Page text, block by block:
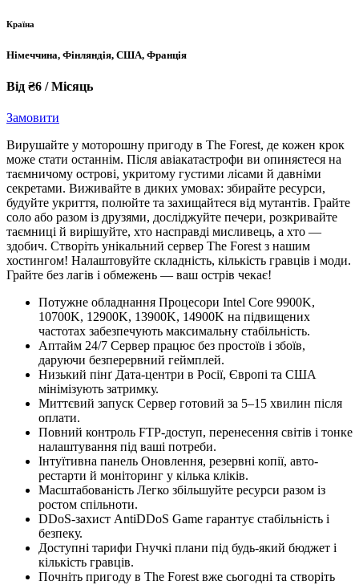
Країна
Німеччина, Фінляндія, США, Франція
Від ₴6 / Місяць
Замовити
Вирушайте у моторошну пригоду в The Forest, де кожен крок
може стати останнім. Після авіакатастрофи ви опиняєтеся на
таємничому острові, укритому густими лісами й давніми
секретами. Виживайте в диких умовах: збирайте ресурси,
будуйте укриття, полюйте та захищайтеся від мутантів. Грайте
соло або разом із друзями, досліджуйте печери, розкривайте
таємниці й вирішуйте, хто насправді мисливець, а хто —
здобич. Створіть унікальний сервер The Forest з нашим
хостингом! Налаштовуйте складність, кількість гравців і моди.
Грайте без лагів і обмежень — ваш острів чекає!
Потужне обладнання Процесори Intel Core 9900K,
10700K, 12900K, 13900K, 14900K на підвищених
частотах забезпечують максимальну стабільність.
Аптайм 24/7 Сервер працює без простоїв і збоїв,
даруючи безперервний геймплей.
Низький пінґ Дата-центри в Росії, Європі та США
мінімізують затримку.
Миттєвий запуск Сервер готовий за 5–15 хвилин після
оплати.
Повний контроль FTP-доступ, перенесення світів і тонке
налаштування під ваші потреби.
Інтуїтивна панель Оновлення, резервні копії, авто-
рестарти й моніторинг у кілька кліків.
Масштабованість Легко збільшуйте ресурси разом із
ростом спільноти.
DDoS-захист AntiDDoS Game гарантує стабільність і
безпеку.
Доступні тарифи Гнучкі плани під будь-який бюджет і
кількість гравців.
Почніть пригоду в The Forest вже сьогодні та створіть